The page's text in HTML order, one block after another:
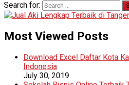
Search for:
Most Viewed Posts
Download Excel Daftar Kota
Indonesia
July 30, 2019